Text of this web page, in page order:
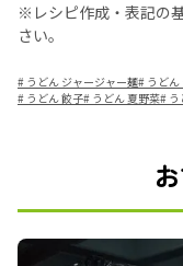
※レシピ作成・表記の基
さい。
# うどん ジャージャー麺# うどん
# うどん 餃子# うどん 夏野菜# う